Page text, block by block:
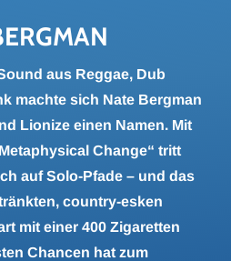
aus Reggae, Dub
machte sich Nate Bergman
Lionize einen Namen. Mit
Change“ tritt
auf Solo-Pfade – und das
country-esken
mit einer 400 Zigaretten
Chancen hat zum